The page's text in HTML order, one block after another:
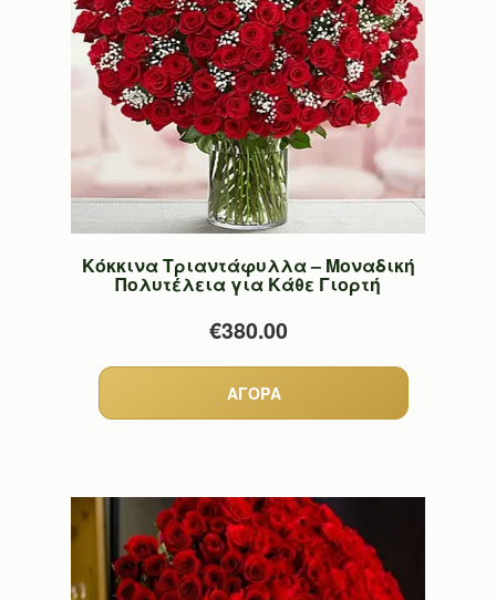
Κόκκινα Τριαντάφυλλα – Μοναδική
Πολυτέλεια για Κάθε Γιορτή
€380.00